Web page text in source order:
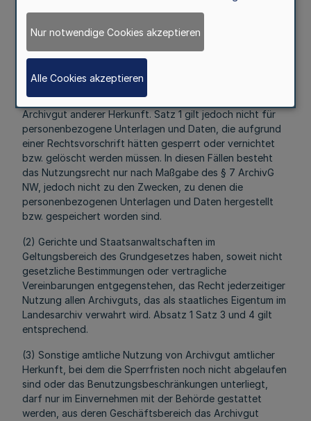
(1) Behörden und sonstige öffentlich-rechtliche Stellen
haben das Recht, das von ihnen selbst, von ihren Rechts-
nachgeordneten Stellen abgegebene Archivgut jederzeit
zu benutzen. Gleiches gilt für das frei zugängliche
Archivgut anderer Herkunft. Satz 1 gilt jedoch nicht für
personenbezogene Unterlagen und Daten, die aufgrund
einer Rechtsvorschrift hätten gesperrt oder vernichtet
bzw. gelöscht werden müssen. In diesen Fällen besteht
das Nutzungsrecht nur nach Maßgabe des § 7 ArchivG
NW, jedoch nicht zu den Zwecken, zu denen die
personenbezogenen Unterlagen und Daten hergestellt
bzw. gespeichert worden sind.
(2) Gerichte und Staatsanwaltschaften im
Geltungsbereich des Grundgesetzes haben, soweit nicht
gesetzliche Bestimmungen oder vertragliche
Vereinbarungen entgegenstehen, das Recht jederzeitiger
Nutzung allen Archivguts, das als staatliches Eigentum im
Landesarchiv verwahrt wird. Absatz 1 Satz 3 und 4 gilt
entsprechend.
(3) Sonstige amtliche Nutzung von Archivgut amtlicher
Herkunft, bei dem die Sperrfristen noch nicht abgelaufen
sind oder das Benutzungsbeschränkungen unterliegt,
darf nur im Einvernehmen mit der Behörde gestattet
werden, aus deren Geschäftsbereich das Archivgut
Nur notwendige Cookies akzeptieren
Alle Cookies akzeptieren